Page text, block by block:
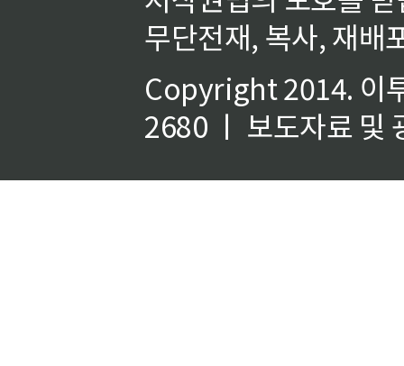
무단전재, 복사, 재배
Copyright 2014. 이
2680 ㅣ 보도자료